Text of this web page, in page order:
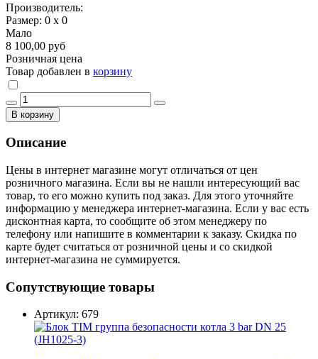
Производитель:
Размер: 0 х 0
Мало
8 100,00 руб
Розничная цена
Товар добавлен в корзину
В корзину
Описание
Цены в интернет магазине могут отличаться от цен
розничного магазина. Если вы не нашли интересующий вас
товар, то его можно купить под заказ. Для этого уточняйте
информацию у менеджера интернет-магазина. Если у вас есть
дисконтная карта, то сообщите об этом менеджеру по
телефону или напишите в комментарии к заказу. Скидка по
карте будет считаться от розничной цены и со скидкой
интернет-магазина не суммируется.
Сопутствующие товары
Артикул: 679